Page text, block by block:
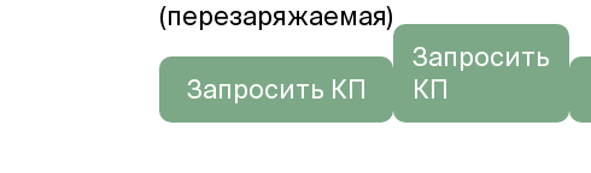
(перезаряжаемая)
Запросить КП
Запросить
КП